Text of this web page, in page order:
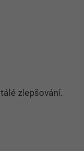
zlepšování.